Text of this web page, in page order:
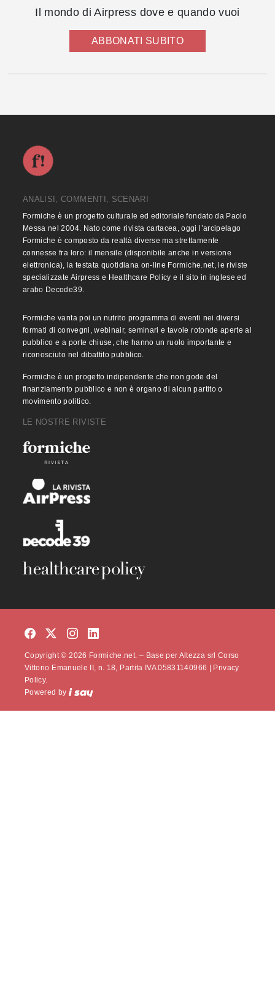
Il mondo di Airpress dove e quando vuoi
ABBONATI SUBITO
ANALISI, COMMENTI, SCENARI
Formiche è un progetto culturale ed editoriale fondato da Paolo
Messa nel 2004. Nato come rivista cartacea, oggi l’arcipelago
Formiche è composto da realtà diverse ma strettamente
connesse fra loro: il mensile (disponibile anche in versione
elettronica), la testata quotidiana on-line Formiche.net, le riviste
specializzate Airpress e Healthcare Policy e il sito in inglese ed
arabo Decode39.
Formiche vanta poi un nutrito programma di eventi nei diversi
formati di convegni, webinair, seminari e tavole rotonde aperte al
pubblico e a porte chiuse, che hanno un ruolo importante e
riconosciuto nel dibattito pubblico.
Formiche è un progetto indipendente che non gode del
finanziamento pubblico e non è organo di alcun partito o
movimento politico.
LE NOSTRE RIVISTE
Copyright © 2026 Formiche.net. – Base per Altezza srl Corso
Vittorio Emanuele II, n. 18, Partita IVA 05831140966 | Privacy
Policy.
Powered by